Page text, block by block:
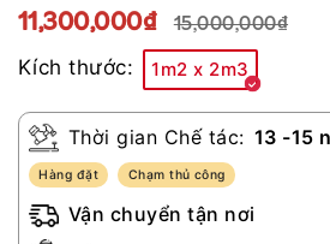
11,300,000₫
15,000,000₫
Kích thước:
1m2 x 2m3
Thời gian Chế tác: 13 -15
Hàng đặt Chạm thủ công
Vận chuyển tận nơi